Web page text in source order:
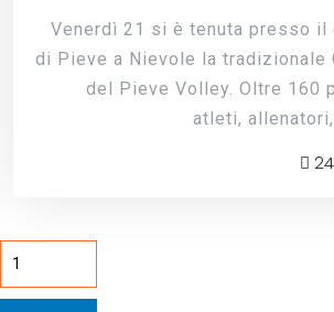
Venerdì 21 si è tenuta presso il
di Pieve a Nievole la tradizionale
del Pieve Volley. Oltre 160
atleti,
1